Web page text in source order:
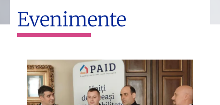
Evenimente